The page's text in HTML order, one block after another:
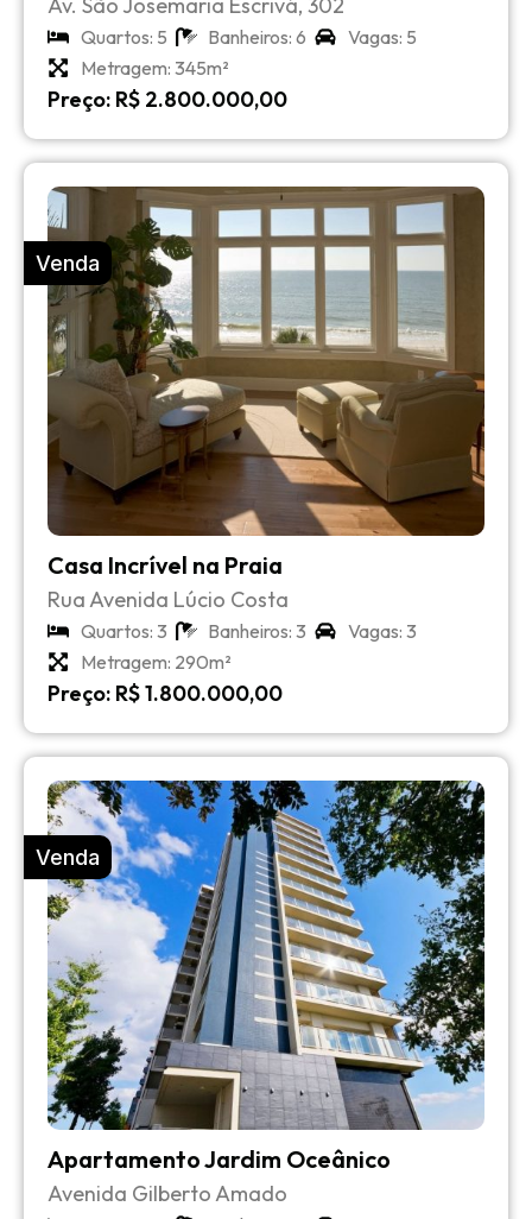
Quartos: 5 Banheiros: 6
Vagas: 5
Metragem: 345m²
Preço: R$ 2.800.000,00
Casa Incrível na Praia
Rua Avenida Lúcio Costa
Quartos: 3 Banheiros: 3
Vagas: 3
Metragem: 290m²
Preço: R$ 1.800.000,00
Venda
Apartamento Jardim Oceânico
Avenida Gilberto Amado
Venda